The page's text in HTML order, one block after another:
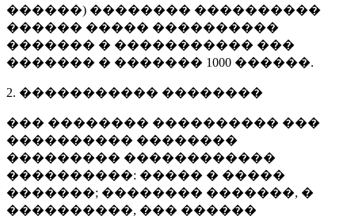
������) �������� ����������
������ ����� ����������
������� � ����������� ���
������� � ������� 1000 ������.
2. ����������� ��������
��� �������� ���������� ���
���������� ��������
��������� ������������
����������: ����� � �����
�������; �������� �������, �
����������, ��� ������